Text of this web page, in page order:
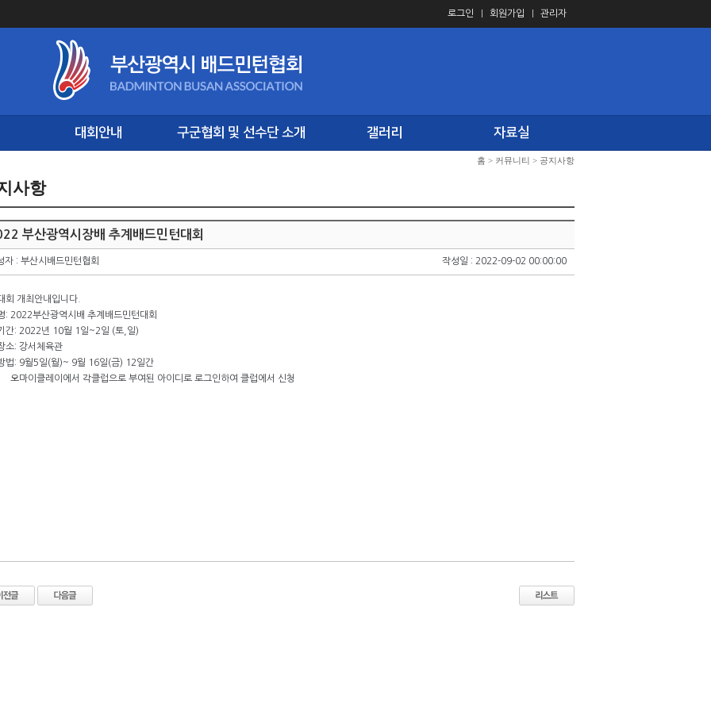
로그인 회원가입 관리자
대회안내 구군협회 및 선수단 소개 갤러리 자료실
홈 > 커뮤니티 > 공지사항
사항
부산광역시장배 추계배드민턴대회
자 : 부산시배드민턴협회 작성일 : 2022-09-02 00:00:00
회 개최안내입니다.
: 2022부산광역시배 추계배드민턴대회
간: 2022년 10월 1일~2일 (토,일)
소: 강서체육관
법: 9월5일(월)~ 9월 16일(금) 12일간
이클레이에서 각클럽으로 부여된 아이디로 로그인하여 클럽에서 신청